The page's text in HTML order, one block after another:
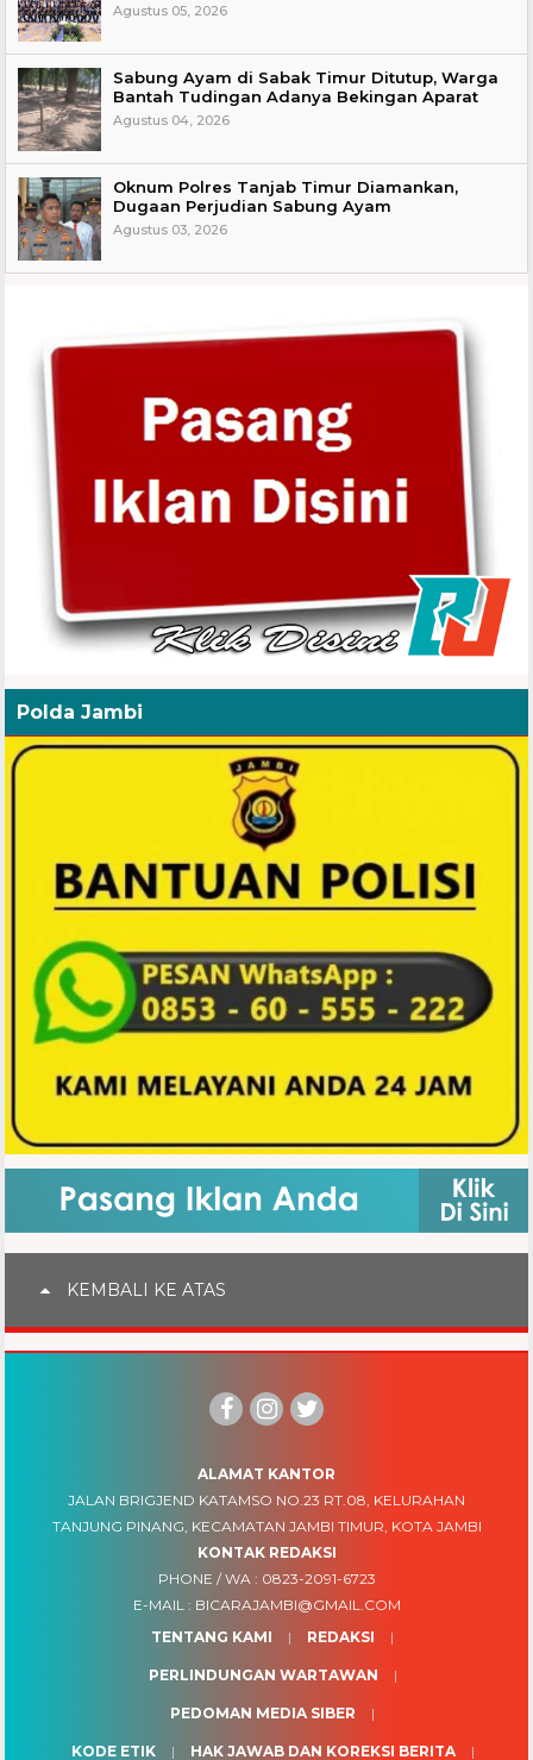
Agustus 05, 2026
Sabung Ayam di Sabak Timur Ditutup, Warga
Bantah Tudingan Adanya Bekingan Aparat
Agustus 04, 2026
Oknum Polres Tanjab Timur Diamankan,
Dugaan Perjudian Sabung Ayam
Agustus 03, 2026
Polda Jambi
KEMBALI KE ATAS
ALAMAT KANTOR
JALAN BRIGJEND KATAMSO NO.23 RT.08, KELURAHAN
TANJUNG PINANG, KECAMATAN JAMBI TIMUR, KOTA JAMBI
KONTAK REDAKSI
PHONE / WA : 0823-2091-6723
E-MAIL : BICARAJAMBI@GMAIL.COM
TENTANG KAMI
REDAKSI
PERLINDUNGAN WARTAWAN
PEDOMAN MEDIA SIBER
KODE ETIK HAK JAWAB DAN KOREKSI BERITA